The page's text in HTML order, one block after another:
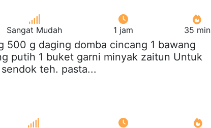
Sangat Mudah 1 jam 35 min
500 g daging domba cincang 1 bawang
putih 1 buket garni minyak zaitun Untuk
teh. pasta...